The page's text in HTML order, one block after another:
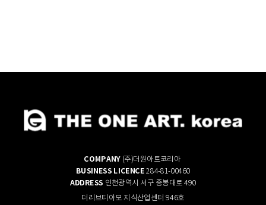
COMPANY(주)더원아트코리아
BUSINESS LICENCE284-81-00460
ADDRESS 인천광역시 서구 중봉대로 490
더리브티아모 지식산업센터 946호